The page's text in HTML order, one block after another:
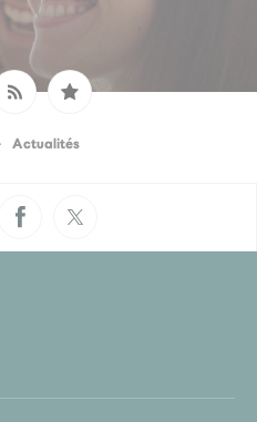
de musique
Actualités